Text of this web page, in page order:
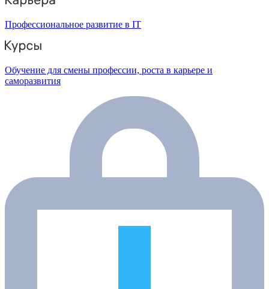
Профессиональное развитие в IT
Обучение для смены профессии, роста в карьере и
саморазвития